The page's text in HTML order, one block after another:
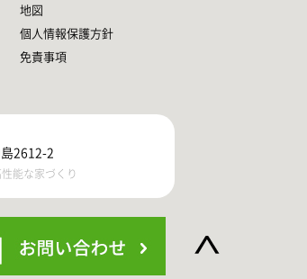
地図
個人情報保護方針
免責事項
2612-2
能な家づくり